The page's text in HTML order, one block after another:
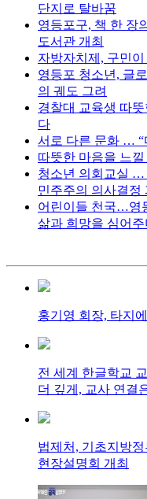
단지로 탈바꿈
영등포구, 책 한 장
도서관 개최
자방자치제, 구민
영등포 청소년, 글
의 궤도 그려
경찰대 교육생 따
다
서로 다른 문화 … “
따뜻한 마음을 느
청소년 의회교실 …
민주주의 의사결정
어린이들 천국…영
삶과 희망을 심어주
홍기영 회장, 타지
전 세계 한글학교
더 깊게, 교사 연결
법제처, 기초지방
현장설명회 개최